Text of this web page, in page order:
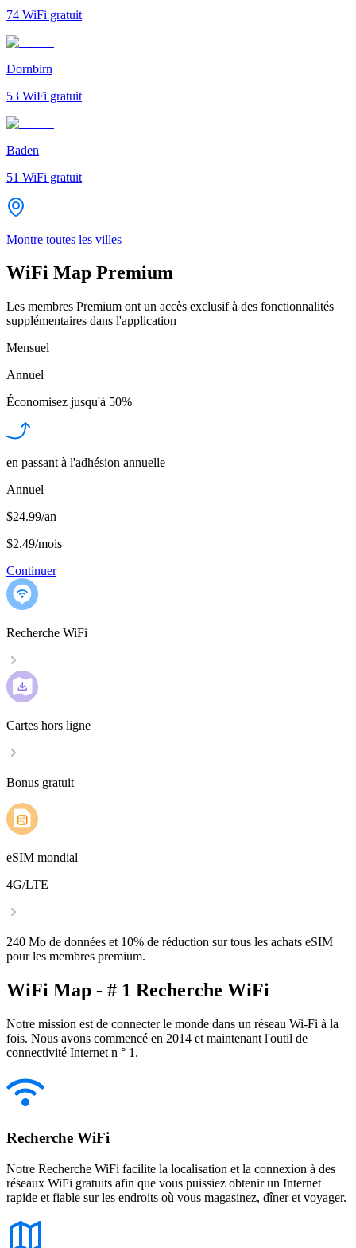
74 WiFi gratuit
Dornbirn
53 WiFi gratuit
Baden
51 WiFi gratuit
Montre toutes les villes
WiFi Map Premium
Les membres Premium ont un accès exclusif à des fonctionnalités
supplémentaires dans l'application
Mensuel
Annuel
Économisez jusqu'à 50%
en passant à l'adhésion annuelle
Annuel
$24.99/an
$2.49/mois
Continuer
Recherche WiFi
Cartes hors ligne
Bonus gratuit
eSIM mondial
4G/LTE
240 Mo de données et 10% de réduction sur tous les achats eSIM
pour les membres premium.
WiFi Map - # 1 Recherche WiFi
Notre mission est de connecter le monde dans un réseau Wi-Fi à la
fois. Nous avons commencé en 2014 et maintenant l'outil de
connectivité Internet n ° 1.
Recherche WiFi
Notre Recherche WiFi facilite la localisation et la connexion à des
réseaux WiFi gratuits afin que vous puissiez obtenir un Internet
rapide et fiable sur les endroits où vous magasinez, dîner et voyager.